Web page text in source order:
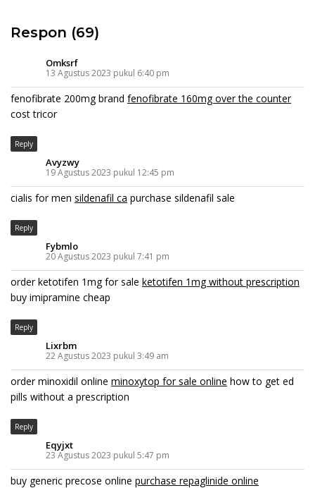
Respon (69)
Omksrf
13 Agustus 2023 pukul 6:40 pm
fenofibrate 200mg brand fenofibrate 160mg over the counter
cost tricor
Reply
Avyzwy
19 Agustus 2023 pukul 12:45 pm
cialis for men sildenafil ca purchase sildenafil sale
Reply
Fybmlo
20 Agustus 2023 pukul 7:41 pm
order ketotifen 1mg for sale ketotifen 1mg without prescription
buy imipramine cheap
Reply
Lixrbm
22 Agustus 2023 pukul 3:49 am
order minoxidil online minoxytop for sale online how to get ed
pills without a prescription
Reply
Eqyjxt
23 Agustus 2023 pukul 5:47 pm
buy generic precose online purchase repaglinide online